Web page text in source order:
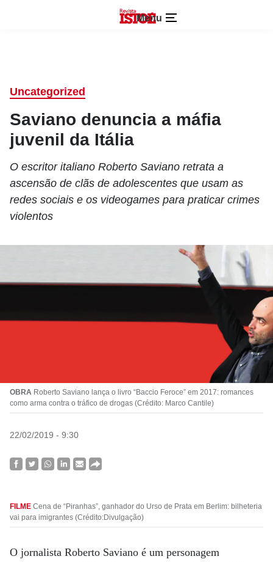
Menu
Uncategorized
Saviano denuncia a máfia
juvenil da Itália
O escritor italiano Roberto Saviano retrata a
ascensão de clãs de adolescentes que usam as
redes sociais e os videogames para praticar crimes
violentos
OBRA Roberto Saviano lança o livro “Baccio Feroce” em 2017: romances
como arma contra o tráfico de drogas (Crédito: Marco Cantile)
22/02/2019 - 9:30
FILME Cena de “Piranhas”, ganhador do Urso de Prata em Berlim: bilheteria
vai para imigrantes (Crédito:Divulgação)
O jornalista Roberto Saviano é um personagem